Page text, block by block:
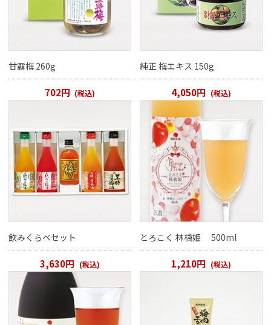
甘露梅 260g
702円 (税込)
純正 梅エキス 150g
4,050円 (税込)
飲みくらべセット
3,630円 (税込)
とろこく 林檎姫 500ml
1,210円 (税込)